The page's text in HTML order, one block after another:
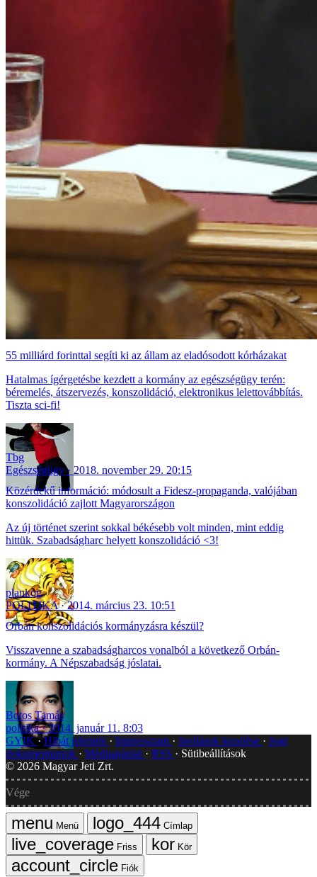
55 milliárd forinttal segíti ki az állam az eladósodott kórházakat
Hatalmas ígérgetésbe kezdett a kormány az egészségügy terén:
béremelés, átszervezés, konszolidáció, elektronikus lelettovábbítás.
Tiszta sci-fi!
Tbg
Egészségügy
2018. november 29. 20:15
Közérdekű információ: módosult a Fidesz-propaganda, valójában
konszolidáció zajlott Magyarországon
Az új történet szerint sokkal békésebb volt minden, mint eddig
hittük. Szabadságharc helyett konszolidáció <3!
plankog
POLITIKA
2014. március 23. 10:51
Orbán konszolidációs kormányzásra készül?
Visszavenne a szabadságharcos vonalból a következő Orbán-
kormány. A Népszabadság jóslatai.
Botos Tamás
politika
2014. január 11. 8:03
GYIK Hibát jelentek Impresszum Javítások kezelése
Jogi
dokumentumok
Médiaajánlat RSS
Sütibeállítások
© 2026 Magyar Jeti Zrt.
Vége
Menü
Címlap
Friss
Kör
Fiók